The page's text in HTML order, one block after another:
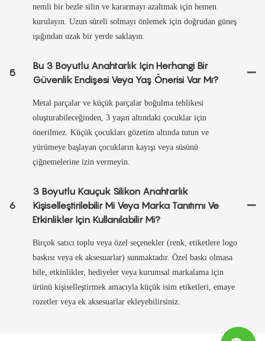
nemli bir bezle silin ve kararmayı azaltmak için hemen
kurulayın. Uzun süreli solmayı önlemek için doğrudan güneş
ışığından uzak bir yerde saklayın.
5
Bu 3 Boyutlu Anahtarlık Için Herhangi Bir
Güvenlik Endişesi Veya Yaş Önerisi Var Mı?
Metal parçalar ve küçük parçalar boğulma tehlikesi
oluşturabileceğinden, 3 yaşın altındaki çocuklar için
önerilmez. Küçük çocukları gözetim altında tutun ve
yürümeye başlayan çocukların kayışı veya süsünü
çiğnemelerine izin vermeyin.
6
3 Boyutlu Kauçuk Silikon Anahtarlık
Kişiselleştirilebilir Mi Veya Marka Tanıtımı Ve
Etkinlikler Için Kullanılabilir Mi?
Birçok satıcı toplu veya özel seçenekler (renk, etiketlere logo
baskısı veya ek aksesuarlar) sunmaktadır. Özel baskı olmasa
bile, etkinlikler, hediyeler veya kurumsal markalama için
ürünü kişiselleştirmek amacıyla küçük isim etiketleri, emaye
rozetler veya ek aksesuarlar ekleyebilirsiniz.